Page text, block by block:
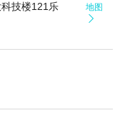
技楼121乐
地图
